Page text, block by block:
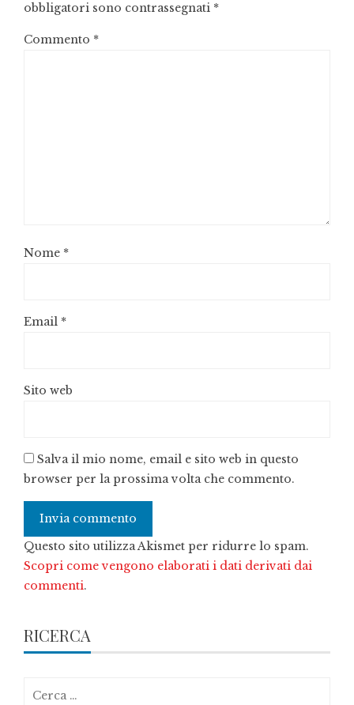
obbligatori sono contrassegnati *
Commento *
Nome *
Email *
Sito web
Salva il mio nome, email e sito web in questo
browser per la prossima volta che commento.
Questo sito utilizza Akismet per ridurre lo spam.
Scopri come vengono elaborati i dati derivati dai
commenti.
RICERCA